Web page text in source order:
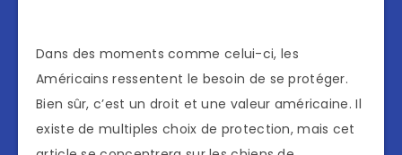
Dans des moments comme celui-ci, les
Américains ressentent le besoin de se protéger.
Bien sûr, c’est un droit et une valeur américaine. Il
existe de multiples choix de protection, mais cet